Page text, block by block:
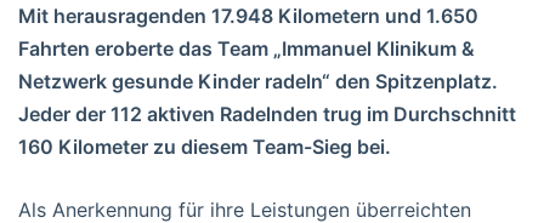
Mit herausragenden 17.948 Kilometern und 1.650
Fahrten eroberte das Team „Immanuel Klinikum &
Netzwerk gesunde Kinder radeln“ den Spitzenplatz.
Jeder der 112 aktiven Radelnden trug im Durchschnitt
160 Kilometer zu diesem Team-Sieg bei.
Als Anerkennung für ihre Leistungen überreichten